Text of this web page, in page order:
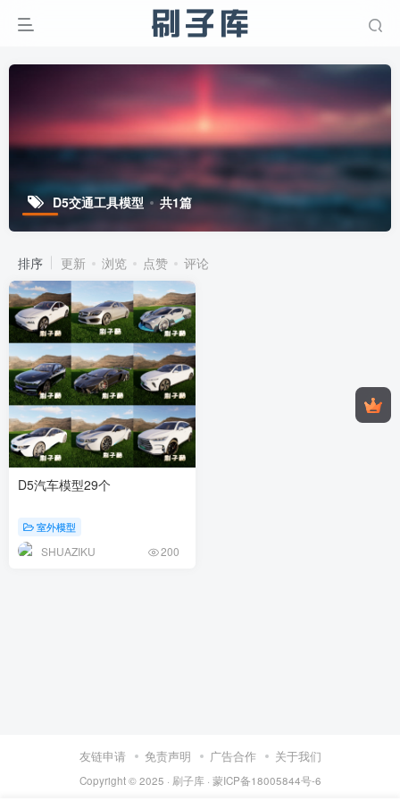
D5交通工具模型 共1篇
排序 更新 浏览 点赞 评论
D5汽车模型29个
室外模型
SHUAZIKU 200
友链申请 免责声明 广告合作 关于我们
Copyright © 2025 · 刷子库 · 蒙ICP备18005844号-6